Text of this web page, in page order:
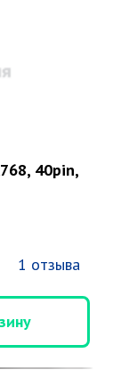
40pin,
1 отзыва